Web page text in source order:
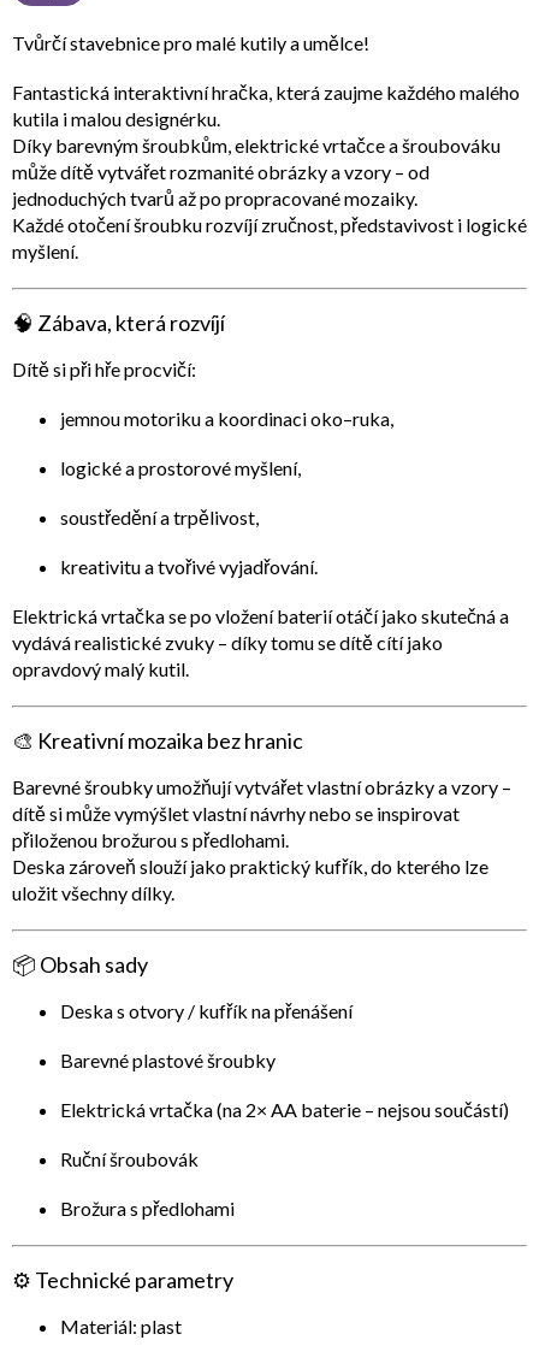
Tvůrčí stavebnice pro malé kutily a umělce!
Fantastická interaktivní hračka, která zaujme každého malého
kutila i malou designérku.
Díky barevným šroubkům, elektrické vrtačce a šroubováku
může dítě vytvářet rozmanité obrázky a vzory – od
jednoduchých tvarů až po propracované mozaiky.
Každé otočení šroubku rozvíjí zručnost, představivost i logické
myšlení.
🧠 Zábava, která rozvíjí
Dítě si při hře procvičí:
jemnou motoriku a koordinaci oko–ruka,
logické a prostorové myšlení,
soustředění a trpělivost,
kreativitu a tvořivé vyjadřování.
Elektrická vrtačka se po vložení bateriíotáčí jako skutečnáa
vydává realistické zvuky – díky tomu se dítě cítí jako
opravdový malý kutil.
🎨 Kreativní mozaika bez hranic
Barevné šroubky umožňují vytvářetvlastní obrázky a vzory –
dítě si může vymýšlet vlastní návrhy nebo se inspirovat
přiloženou brožurou s předlohami.
Deska zároveň slouží jakopraktický kufřík, do kterého lze
uložit všechny dílky.
📦 Obsah sady
Deska s otvory / kufřík na přenášení
Barevné plastové šroubky
Elektrická vrtačka (na 2× AA baterie – nejsou součástí)
Ruční šroubovák
Brožura s předlohami
⚙️ Technické parametry
Materiál: plast